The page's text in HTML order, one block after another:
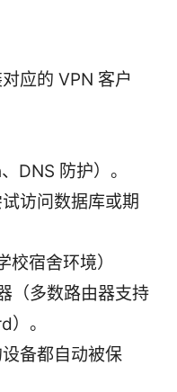
应的 VPN 客户
DNS 防护）。
访问数据库或期
宿舍环境）
（多数路由器支持
。
备都自动被保